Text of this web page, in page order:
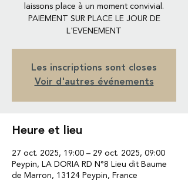
laissons place à un moment convivial.
PAIEMENT SUR PLACE LE JOUR DE
L'EVENEMENT
Les inscriptions sont closes
Voir d'autres événements
Heure et lieu
27 oct. 2025, 19:00 – 29 oct. 2025, 09:00
Peypin, LA DORIA RD N°8 Lieu dit Baume
de Marron, 13124 Peypin, France